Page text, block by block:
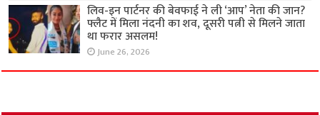
लिव-इन पार्टनर की बेवफाई ने ली ‘आप’ नेता की जान?
फ्लैट में मिला नंदनी का शव, दूसरी पत्नी से मिलने जाता
था फरार असलम!
June 26, 2026